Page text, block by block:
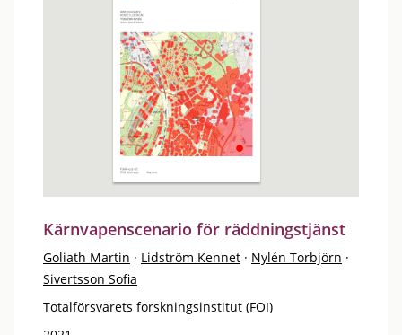
Kärnvapenscenario för räddningstjänst
Goliath Martin · Lidström Kennet · Nylén Torbjörn ·
Sivertsson Sofia
Totalförsvarets forskningsinstitut (FOI)